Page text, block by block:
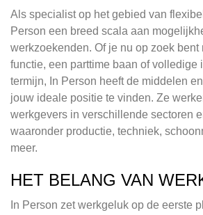
Als specialist op het gebied van
Person een breed scala aan
werkzoekenden. Of je nu op zoek
functie, een parttime baan of volledige
termijn, In Person heeft de middelen
jouw ideale positie te vinden. Ze
werkgevers in verschillende sectoren
waaronder productie, techniek,
meer.
HET BELANG VAN
In Person zet werkgeluk op de eerste